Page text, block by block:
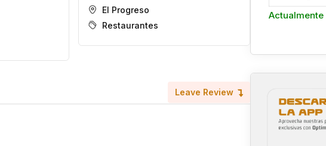
El Progreso
Restaurantes
Roatán
Leave Review
Actualmente